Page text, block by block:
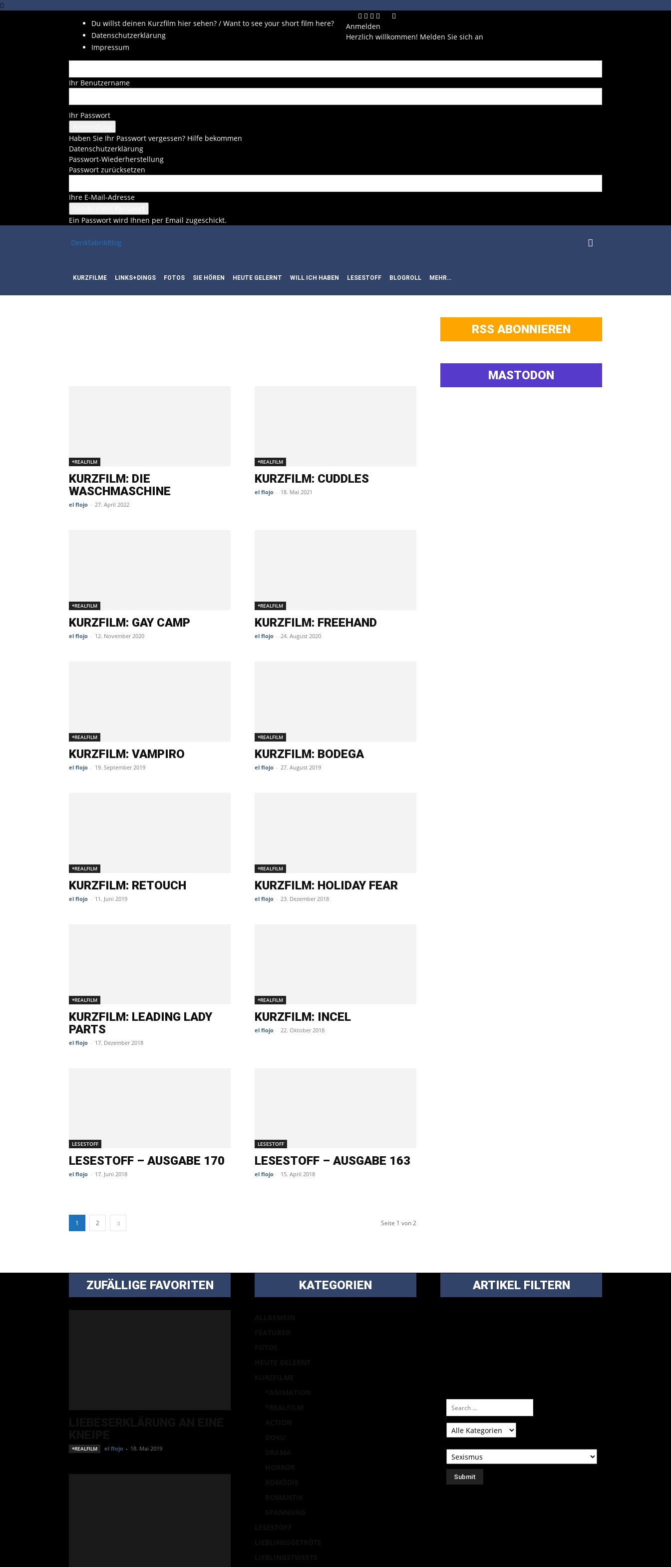
Du willst deinen Kurzfilm hier sehen? / Want to see your short film here?
Datenschutzerklärung
Impressum
Anmelden
Herzlich willkommen! Melden Sie sich an
Ihr Benutzername
Ihr Passwort
Haben Sie Ihr Passwort vergessen? Hilfe bekommen
Datenschutzerklärung
Passwort-Wiederherstellung
Passwort zurücksetzen
Ihre E-Mail-Adresse
Ein Passwort wird Ihnen per Email zugeschickt.
DenkfabrikBlog
KURZFILME LINKS+DINGS FOTOS SIE HÖREN HEUTE GELERNT WILL ICH HABEN LESESTOFF BLOGROLL MEHR…
*REALFILM
KURZFILM: DIE
WASCHMASCHINE
el flojo - 27. April 2022
*REALFILM
KURZFILM: CUDDLES
el flojo - 18. Mai 2021
*REALFILM
KURZFILM: GAY CAMP
el flojo - 12. November 2020
*REALFILM
KURZFILM: FREEHAND
el flojo - 24. August 2020
*REALFILM
KURZFILM: VAMPIRO
el flojo - 19. September 2019
*REALFILM
KURZFILM: BODEGA
el flojo - 27. August 2019
*REALFILM
KURZFILM: RETOUCH
el flojo - 11. Juni 2019
*REALFILM
KURZFILM: HOLIDAY FEAR
el flojo - 23. Dezember 2018
*REALFILM
KURZFILM: LEADING LADY
PARTS
el flojo - 17. Dezember 2018
*REALFILM
KURZFILM: INCEL
el flojo - 22. Oktober 2018
LESESTOFF
LESESTOFF – AUSGABE 170
el flojo - 17. Juni 2018
LESESTOFF
LESESTOFF – AUSGABE 163
el flojo - 15. April 2018
1 2 Seite 1 von 2
RSS ABONNIEREN
MASTODON
ZUFÄLLIGE FAVORITEN
*REALFILM el flojo - 18. Mai 2019
KATEGORIEN ARTIKEL FILTERN